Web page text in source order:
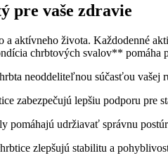
pre vaše zdravie
a aktívneho života. Každodenné
chrbtových svalov**
neoddeliteľnou súčasťou vašej
zabezpečujú lepšiu podporu pre
pomáhajú udržiavať správnu
zlepšujú stabilitu a